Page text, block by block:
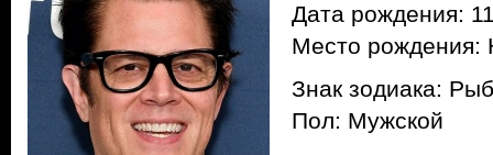
Дата рождения:
Место рождения:
Знак зодиака:
Пол: Мужской